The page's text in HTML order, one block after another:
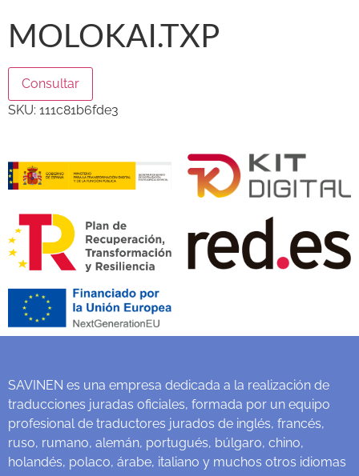
MOLOKAI.TXP
Consultar
SKU: 111c81b6fde3
SAVINEN es una empresa dedicada a la realización de
traducciones juradas oficiales, formada por un equipo
profesional de traductores jurados de inglés, francés,
ruso, rumano, alemán, portugués, búlgaro, chino,
holandés, polaco, árabe, italiano y muchos otros idiomas